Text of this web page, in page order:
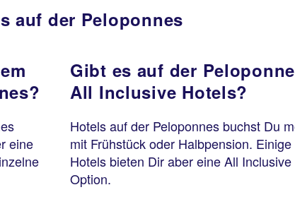
auf der Peloponnes
eine
Gibt es auf der
All Inclusive Hotels?
Hotels auf der Peloponnes buchst Du
mit Frühstück oder Halbpension. Einige
Hotels bieten Dir aber eine All Inclusive
Option.